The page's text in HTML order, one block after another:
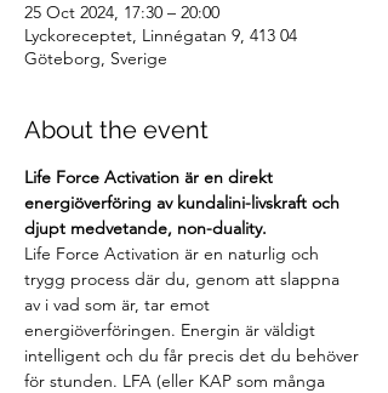
25 Oct 2024, 17:30 – 20:00
Lyckoreceptet, Linnégatan 9, 413 04
Göteborg, Sverige
About the event
Life Force Activation är en direkt
energiöverföring av kundalini-livskraft och
djupt medvetande, non-duality.
Life Force Activation är en naturlig och
trygg process där du, genom att slappna
av i vad som är, tar emot
energiöverföringen. Energin är väldigt
intelligent och du får precis det du behöver
för stunden. LFA (eller KAP som många